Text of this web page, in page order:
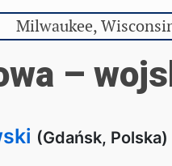
Milwaukee,
–
(Gdańsk, Polska)